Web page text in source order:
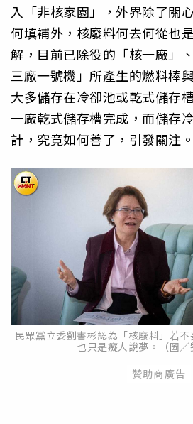
入「非核家園」，外界除了關
何填補外，核廢料何去何從也
解，目前已除役的「核一廠」
三廠一號機」所產生的燃料棒
大多儲存在冷卻池或乾式儲存
一廠乾式儲存槽完成，而儲存
計，究竟如何善了，引發關注。
民眾黨立委劉書彬認為「核廢料」若不
也只是癡人說夢。（圖／